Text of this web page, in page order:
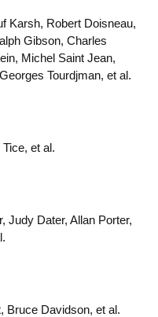
Karsh, Robert Doisneau,
Gibson, Charles
Michel Saint Jean,
Tourdjman, et al.
et al.
Judy Dater, Allan Porter,
Bruce Davidson, et al.